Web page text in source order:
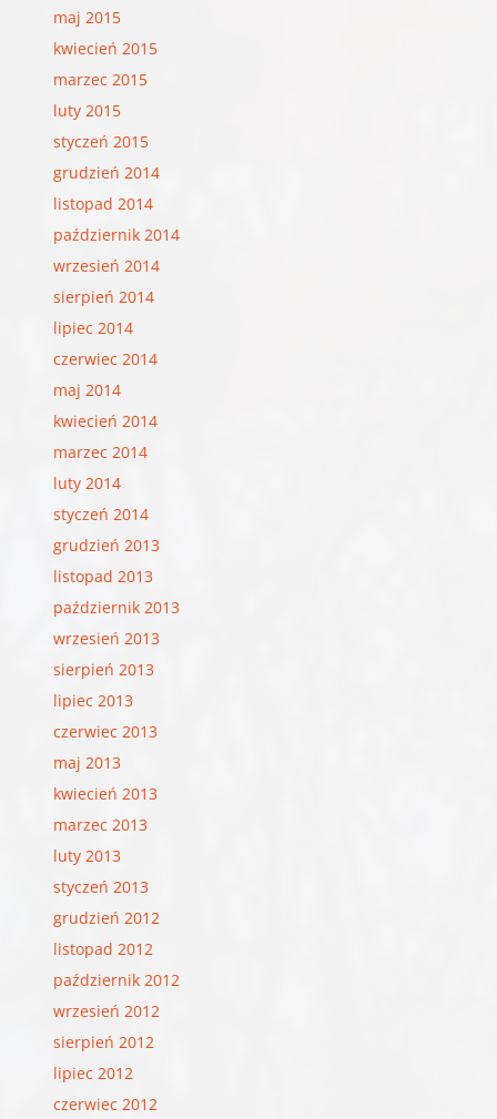
maj 2015
kwiecień 2015
marzec 2015
luty 2015
styczeń 2015
grudzień 2014
listopad 2014
październik 2014
wrzesień 2014
sierpień 2014
lipiec 2014
czerwiec 2014
maj 2014
kwiecień 2014
marzec 2014
luty 2014
styczeń 2014
grudzień 2013
listopad 2013
październik 2013
wrzesień 2013
sierpień 2013
lipiec 2013
czerwiec 2013
maj 2013
kwiecień 2013
marzec 2013
luty 2013
styczeń 2013
grudzień 2012
listopad 2012
październik 2012
wrzesień 2012
sierpień 2012
lipiec 2012
czerwiec 2012